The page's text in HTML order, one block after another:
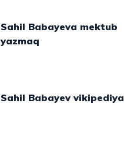
Sahil Babayeva mektub
yazmaq
Sahil Babayev vikipediya